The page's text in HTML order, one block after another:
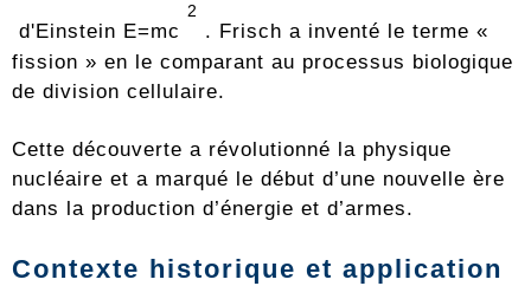
d'Einstein E=mc
2
. Frisch a inventé le terme «
fission » en le comparant au processus biologique
de division cellulaire.
Cette découverte a révolutionné la physique
nucléaire et a marqué le début d’une nouvelle ère
dans la production d’énergie et d’armes.
Contexte historique et application